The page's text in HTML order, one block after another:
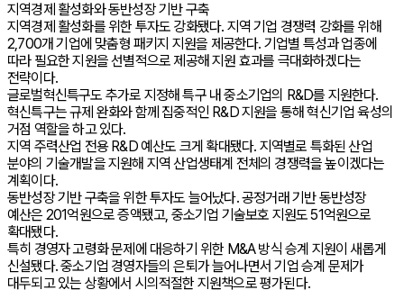
지역경제 활성화와 동반성장 기반 구축
지역경제 활성화를 위한 투자도 강화됐다. 지역 기업 경쟁력 강화를 위해
2,700개 기업에 맞춤형 패키지 지원을 제공한다. 기업별 특성과 업종에
따라 필요한 지원을 선별적으로 제공해 지원 효과를 극대화하겠다는
전략이다.
글로벌혁신특구도 추가로 지정해 특구 내 중소기업의 R&D를 지원한다.
혁신특구는 규제 완화와 함께 집중적인 R&D 지원을 통해 혁신기업 육성의
거점 역할을 하고 있다.
지역 주력산업 전용 R&D 예산도 크게 확대됐다. 지역별로 특화된 산업
분야의 기술개발을 지원해 지역 산업생태계 전체의 경쟁력을 높이겠다는
계획이다.
동반성장 기반 구축을 위한 투자도 늘어났다. 공정거래 기반 동반성장
예산은 201억원으로 증액됐고, 중소기업 기술보호 지원도 51억원으로
확대됐다.
특히 경영자 고령화 문제에 대응하기 위한 M&A 방식 승계 지원이 새롭게
신설됐다. 중소기업 경영자들의 은퇴가 늘어나면서 기업 승계 문제가
대두되고 있는 상황에서 시의적절한 지원책으로 평가된다.